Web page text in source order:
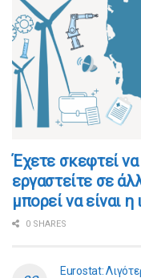
​​Έχετε σκεφτεί
εργαστείτε σε
μπορεί να είναι
0 SHARES
Eurostat: